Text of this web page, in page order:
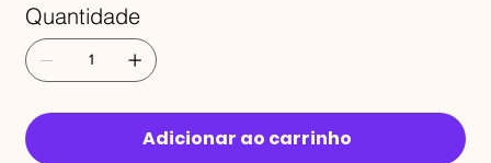
Quantidade
Adicionar ao carrinho